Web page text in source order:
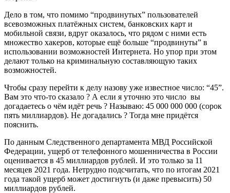
Дело в том, что помимо “продвинутых” пользователей
всевозможных платёжных систем, банковских карт и
мобильной связи, вдруг оказалось, что рядом с ними есть
множество хакеров, которые ещё больше “продвинуты” в
использовании возможностей Интернета. Но упор при этом
делают только на криминальную составляющую таких
возможностей.
Чтобы сразу перейти к делу назову уже известное число: “45”.
Вам это что-то сказало ? А если я уточню это число вы
догадаетесь о чём идёт речь ? Называю: 45 000 000 000 (сорок
пять миллиардов). Не догадались ? Тогда мне придётся
пояснить.
По данным Следственного департамента МВД Российской
Федерации, ущерб от телефонного мошенничества в России
оценивается в 45 миллиардов рублей. И это только за 11
месяцев 2021 года. Нетрудно подсчитать, что по итогам 2021
года такой ущерб может достигнуть (и даже превысить) 50
миллиардов рублей.